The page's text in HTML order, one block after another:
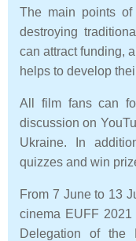
The main points
destroying
can attract funding,
helps to develop
All film fans can
discussion on
Ukraine. In
quizzes and win
From 7 June to 13
cinema EUFF
Delegation of the